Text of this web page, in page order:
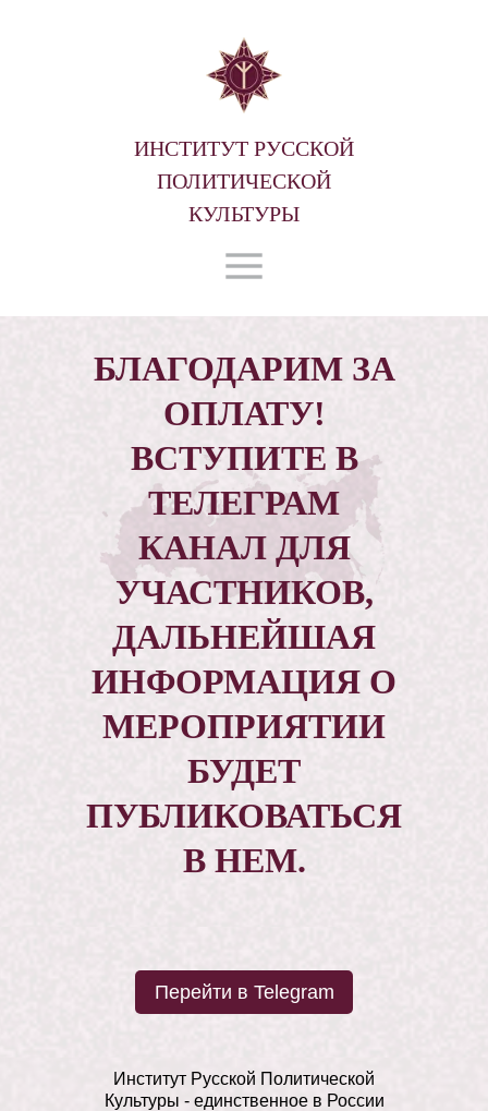
ИНСТИТУТ РУССКОЙ
ПОЛИТИЧЕСКОЙ
КУЛЬТУРЫ
БЛАГОДАРИМ ЗА
ОПЛАТУ!
ВСТУПИТЕ В
ТЕЛЕГРАМ
КАНАЛ ДЛЯ
УЧАСТНИКОВ,
ДАЛЬНЕЙШАЯ
ИНФОРМАЦИЯ О
МЕРОПРИЯТИИ
БУДЕТ
ПУБЛИКОВАТЬСЯ
В НЕМ.
Перейти в Telegram
Институт Русской Политической
Культуры - единственное в России